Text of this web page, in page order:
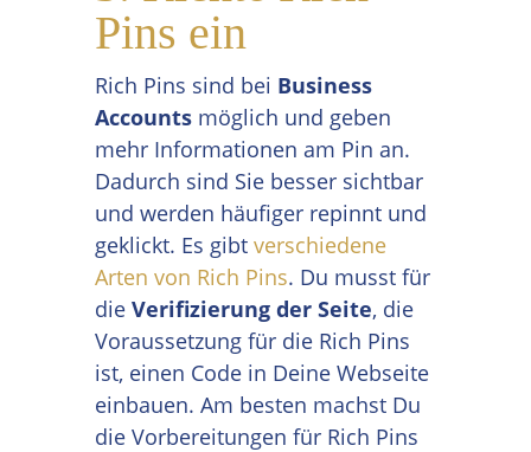
Pins ein
Rich Pins sind bei Business
Accounts möglich und geben
mehr Informationen am Pin an.
Dadurch sind Sie besser sichtbar
und werden häufiger repinnt und
geklickt. Es gibt verschiedene
Arten von Rich Pins. Du musst für
die Verifizierung der Seite, die
Voraussetzung für die Rich Pins
ist, einen Code in Deine Webseite
einbauen. Am besten machst Du
die Vorbereitungen für Rich Pins